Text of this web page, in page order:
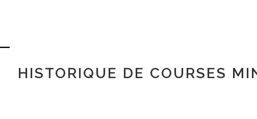
HISTORIQUE DE COURSES